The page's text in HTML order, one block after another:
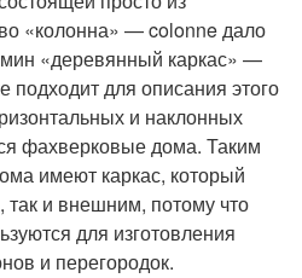
«колонна» — colonne дало
«деревянный каркас» —
подходит для описания этого
и наклонных
фахверковые дома. Таким
имеют каркас, который
так и внешним, потому что
для изготовления
и перегородок.